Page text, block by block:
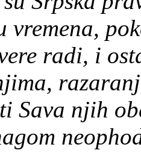
vremena,
radi, i
Sava njih